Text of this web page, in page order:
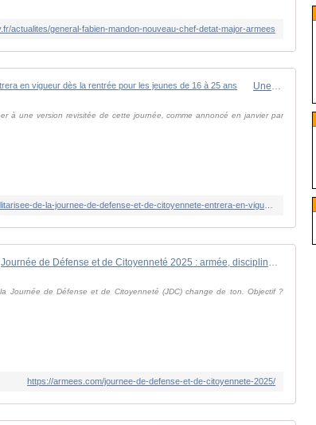
actualites/general-fabien-mandon-nouveau-chef-detat-major-armees
Une nouvelle version "militarisée" de la Journée de défense et de citoyenneté entrera en vigueur dès la rentrée pour les jeunes de 16 à 25 ans
à une version revisitée de cette journée, comme annoncé en janvier par
Journée de Défense et de Citoyenneté 2025 : armée, discipline, engagement
Journée de Défense et de Citoyenneté (JDC) change de ton. Objectif ?
https://armees.com/journee-de-defense-et-de-citoyennete-2025/